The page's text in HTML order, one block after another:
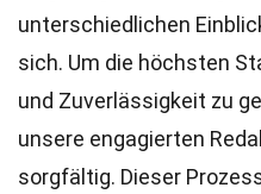
unterschiedlichen
sich. Um die höchsten
und Zuverlässigkeit zu
unsere engagierten
sorgfältig. Dieser